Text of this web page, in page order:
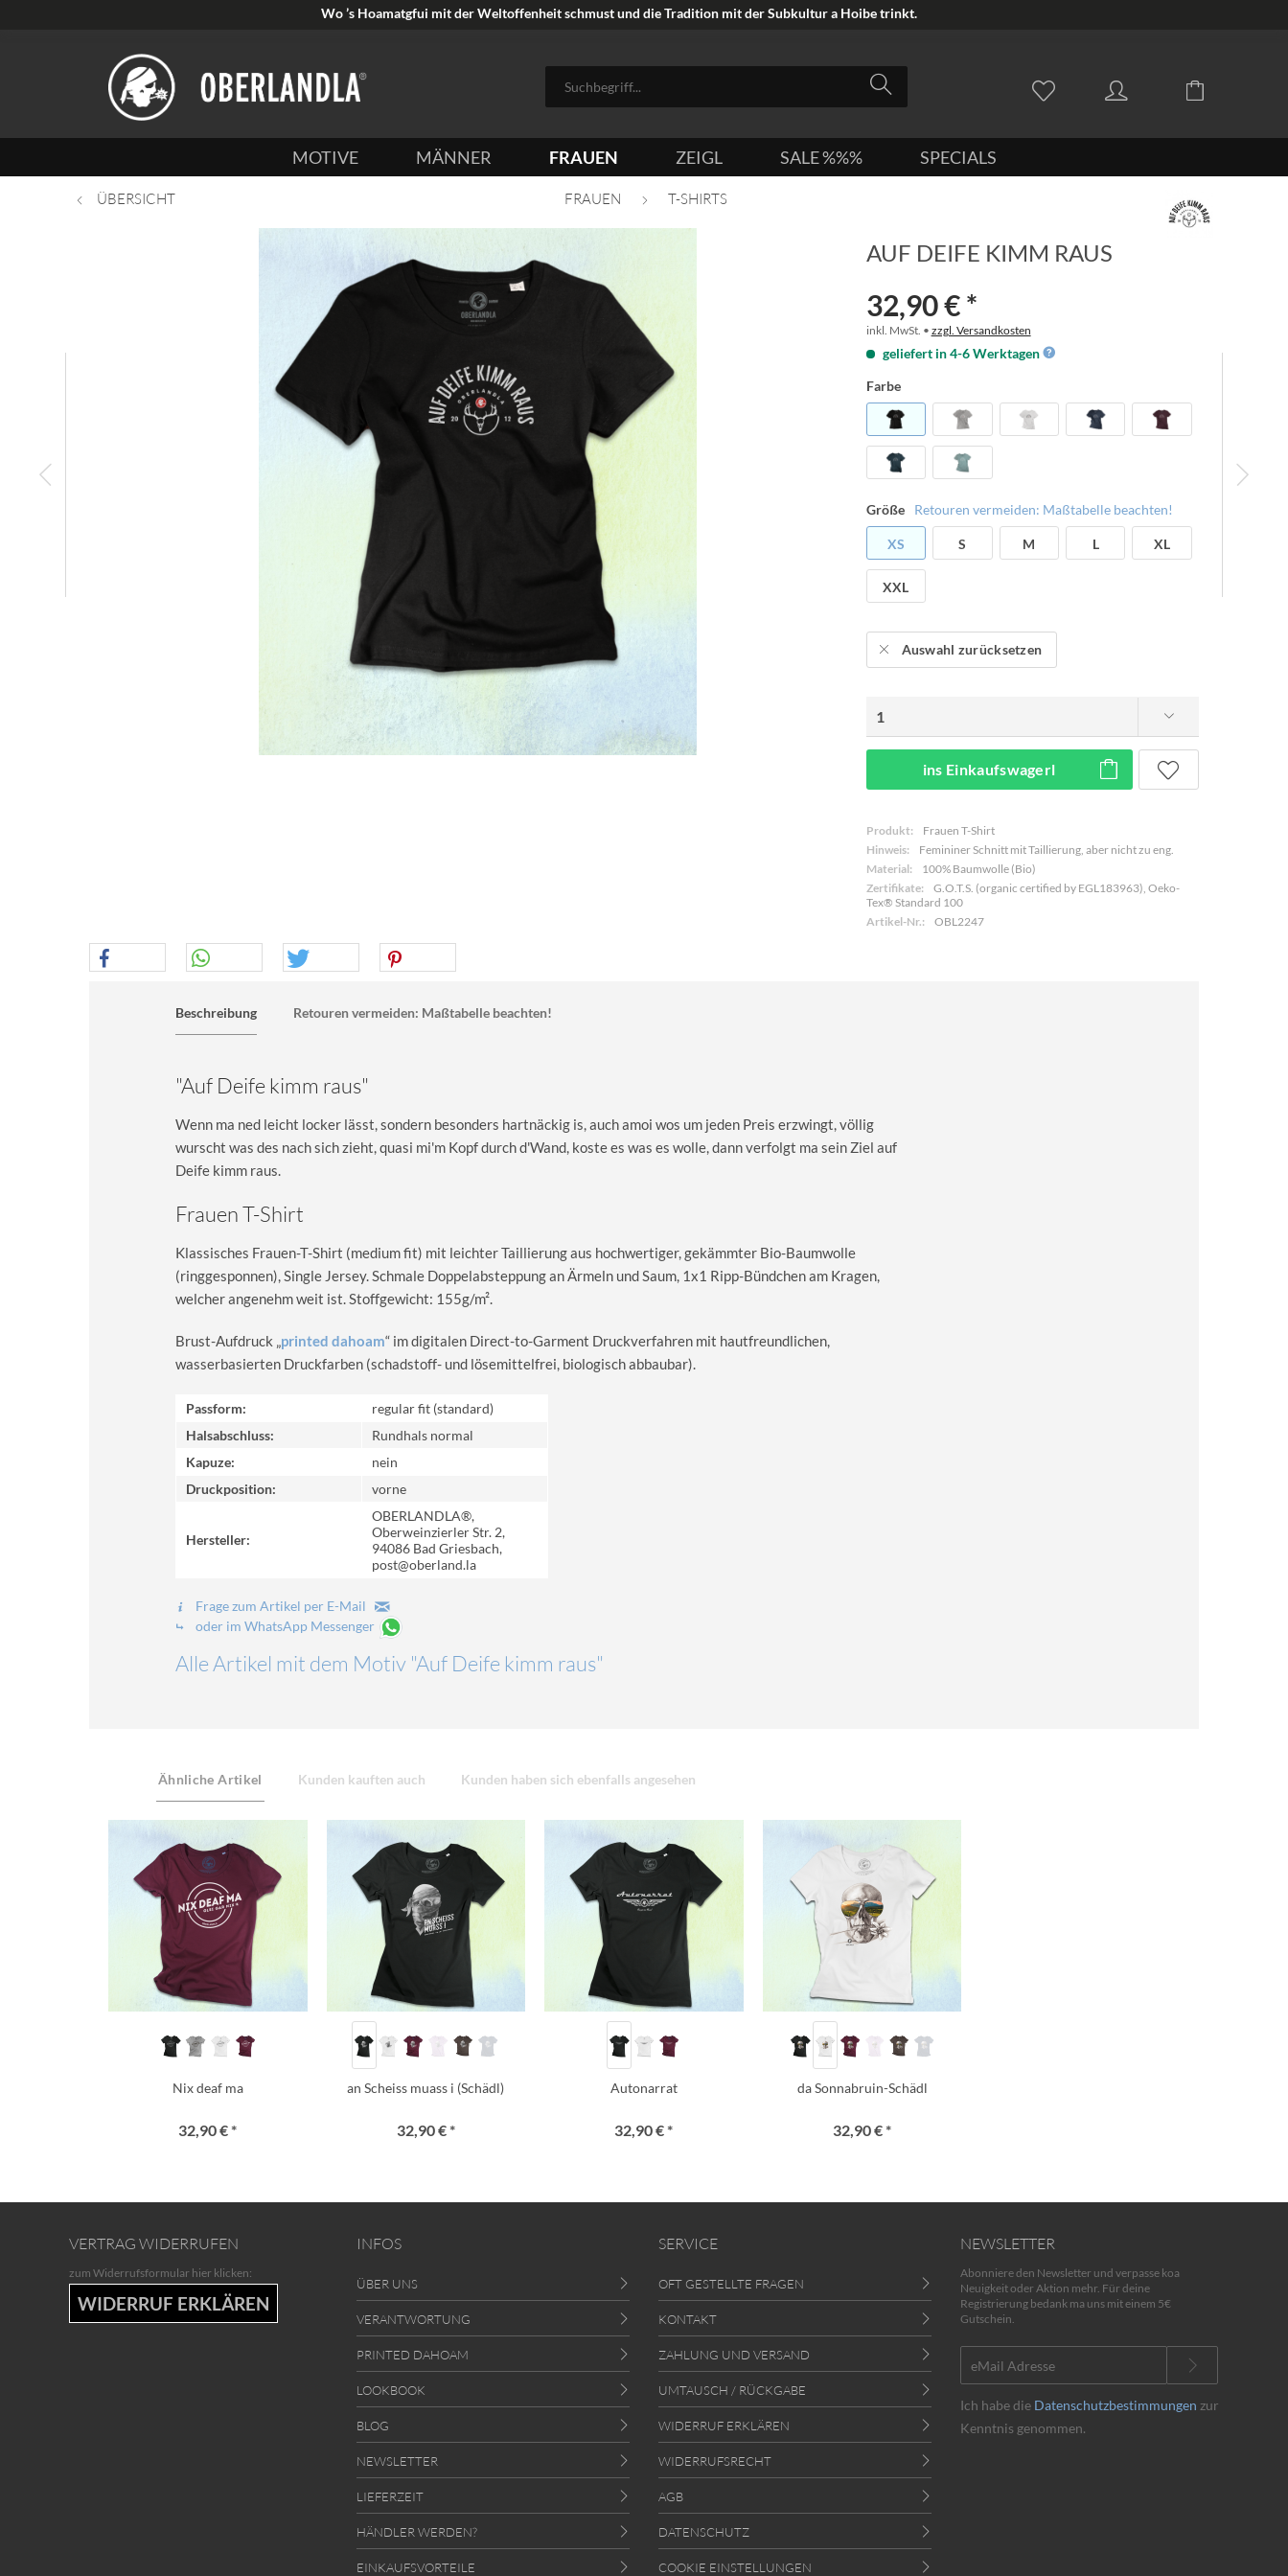
Wo ’s Hoamatgfui mit der Weltoffenheit schmust und die Tradition mit der Subkultur a Hoibe trinkt.
MOTIVE MÄNNER FRAUEN ZEIGL SALE %%% SPECIALS
ÜBERSICHT FRAUEN T-SHIRTS
AUF DEIFE KIMM RAUS
32,90 € *
inkl. MwSt. • zzgl. Versandkosten
geliefert in 4-6 Werktagen
Farbe
Größe Retouren vermeiden: Maßtabelle beachten!
XS S M L XL
XXL
Auswahl zurücksetzen
ins Einkaufswagerl
Produkt:
Frauen T-Shirt
Hinweis:
Femininer Schnitt mit Taillierung, aber nicht zu eng.
Material:
100% Baumwolle (Bio)
Zertifikate:
G.O.T.S. (organic certified by EGL183963), Oeko-
Tex® Standard 100
Artikel-Nr.:
OBL2247
Beschreibung Retouren vermeiden: Maßtabelle beachten!
"Auf Deife kimm raus"
Wenn ma ned leicht locker lässt, sondern besonders hartnäckig is, auch amoi wos um jeden Preis erzwingt, völlig
wurscht was des nach sich zieht, quasi mi'm Kopf durch d'Wand, koste es was es wolle, dann verfolgt ma sein Ziel auf
Deife kimm raus.
Frauen T-Shirt
Klassisches Frauen-T-Shirt (medium fit) mit leichter Taillierung aus hochwertiger, gekämmter Bio-Baumwolle
(ringgesponnen), Single Jersey. Schmale Doppelabsteppung an Ärmeln und Saum, 1x1 Ripp-Bündchen am Kragen,
welcher angenehm weit ist. Stoffgewicht: 155g/m².
Brust-Aufdruck „printed dahoam“ im digitalen Direct-to-Garment Druckverfahren mit hautfreundlichen,
wasserbasierten Druckfarben (schadstoff- und lösemittelfrei, biologisch abbaubar).
Passform:
regular fit (standard)
Halsabschluss:
Rundhals normal
Kapuze:
nein
Druckposition:
vorne
Hersteller:
OBERLANDLA®,
Oberweinzierler Str. 2,
94086 Bad Griesbach,
post@oberland.la
Frage zum Artikel per E-Mail
oder im WhatsApp Messenger
Alle Artikel mit dem Motiv "Auf Deife kimm raus"
Ähnliche Artikel Kunden kauften auch Kunden haben sich ebenfalls angesehen
Nix deaf ma
32,90 € *
an Scheiss muass i (Schädl)
32,90 € *
Autonarrat
32,90 € *
da Sonnabruin-Schädl
32,90 € *
VERTRAG WIDERRUFEN
zum Widerrufsformular hier klicken:
WIDERRUF ERKLÄREN
INFOS
ÜBER UNS
VERANTWORTUNG
PRINTED DAHOAM
LOOKBOOK
BLOG
NEWSLETTER
LIEFERZEIT
HÄNDLER WERDEN?
EINKAUFSVORTEILE
SERVICE
OFT GESTELLTE FRAGEN
KONTAKT
ZAHLUNG UND VERSAND
UMTAUSCH / RÜCKGABE
WIDERRUF ERKLÄREN
WIDERRUFSRECHT
AGB
DATENSCHUTZ
COOKIE EINSTELLUNGEN
NEWSLETTER
Abonniere den Newsletter und verpasse koa
Neuigkeit oder Aktion mehr. Für deine
Registrierung bedank ma uns mit einem 5€
Gutschein.
Ich habe die Datenschutzbestimmungen zur
Kenntnis genommen.